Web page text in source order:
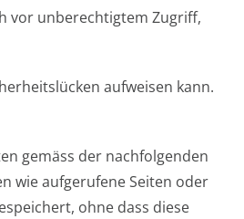
vor unberechtigtem Zugriff,
aufweisen kann.
gemäss der nachfolgenden
wie aufgerufene Seiten oder
ohne dass diese